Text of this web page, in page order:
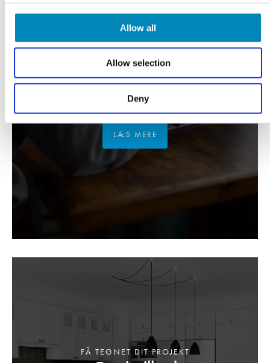
Allow all
Allow selection
Deny
Professionel rådgivning
VI TILBYDER DIG
LÆS MERE
FÅ TEGNET DIT PROJEKT